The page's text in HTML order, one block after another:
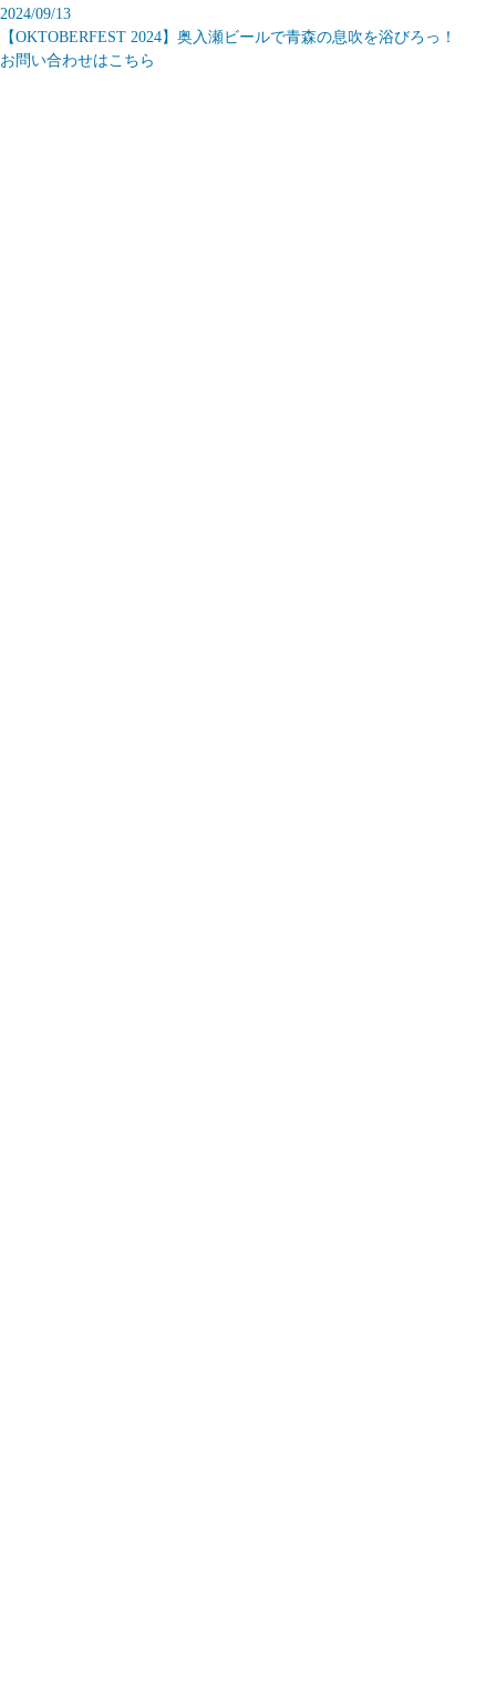
2024/09/13
【OKTOBERFEST 2024】奥入瀬ビールで青森の息吹を浴びろっ！
お問い合わせはこちら